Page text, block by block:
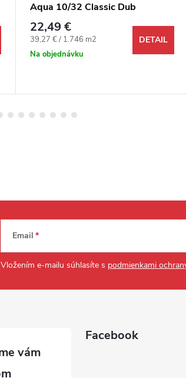
Aqua 10/32 Classic Dub
Lausanne prírodný 4V
22,49 €
Jednotková cena:
39,27 € / 1.746 m2
Na objednávku
DETAIL
Email
Vložením e-mailu súhlasíte s podmienkami
Facebook